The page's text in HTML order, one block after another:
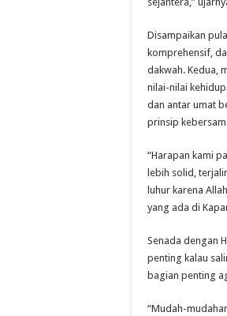
Disampaikan
komprehensif,
dakwah. Kedua,
nilai-nilai
dan antar umat
prinsip
“Harapan kami
lebih solid,
luhur karena
yang ada di
Senada dengan
penting kalau
bagian penting
“Mudah-